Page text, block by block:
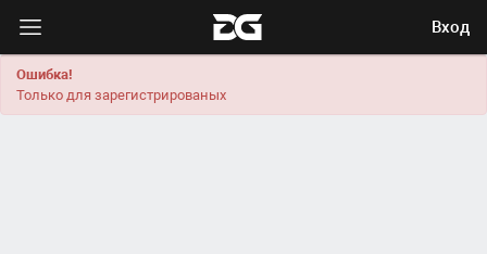
Вход
Ошибка!
Только для зарегистрированых